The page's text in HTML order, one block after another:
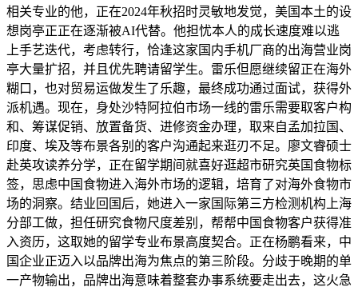
相关专业的他，正在2024年秋招时灵敏地发觉，美国本土的设
想岗亭正正在逐渐被AI代替。他担忧本人的成长速度难以逃
上手艺迭代，考虑转行，恰逢这家国内手机厂商的出海营业岗
亭大量扩招，并且优先聘请留学生。雷乐但愿继续留正在海外
糊口，也对贸易运做发生了乐趣，最终成功通过面试，获得外
派机遇。现在，身处沙特阿拉伯市场一线的雷乐需要取客户构
和、筹谋促销、放置备货、进修资金办理，取来自孟加拉国、
印度、埃及等布景各别的客户沟通起来逛刃不足。廖文睿硕士
赴英攻读养分学，正在留学期间就喜好逛超市研究英国食物标
签，思虑中国食物进入海外市场的逻辑，培育了对海外食物市
场的洞察。结业回国后，她进入一家国际第三方检测机构上海
分部工做，担任研究食物尺度差别，帮帮中国食物客户获得准
入资历，这取她的留学专业布景高度契合。正在杨鹏看来，中
国企业正迈入以品牌出海为焦点的第三阶段。分歧于晚期的单
一产物输出，品牌出海意味着整套办事系统要走出去，这火急